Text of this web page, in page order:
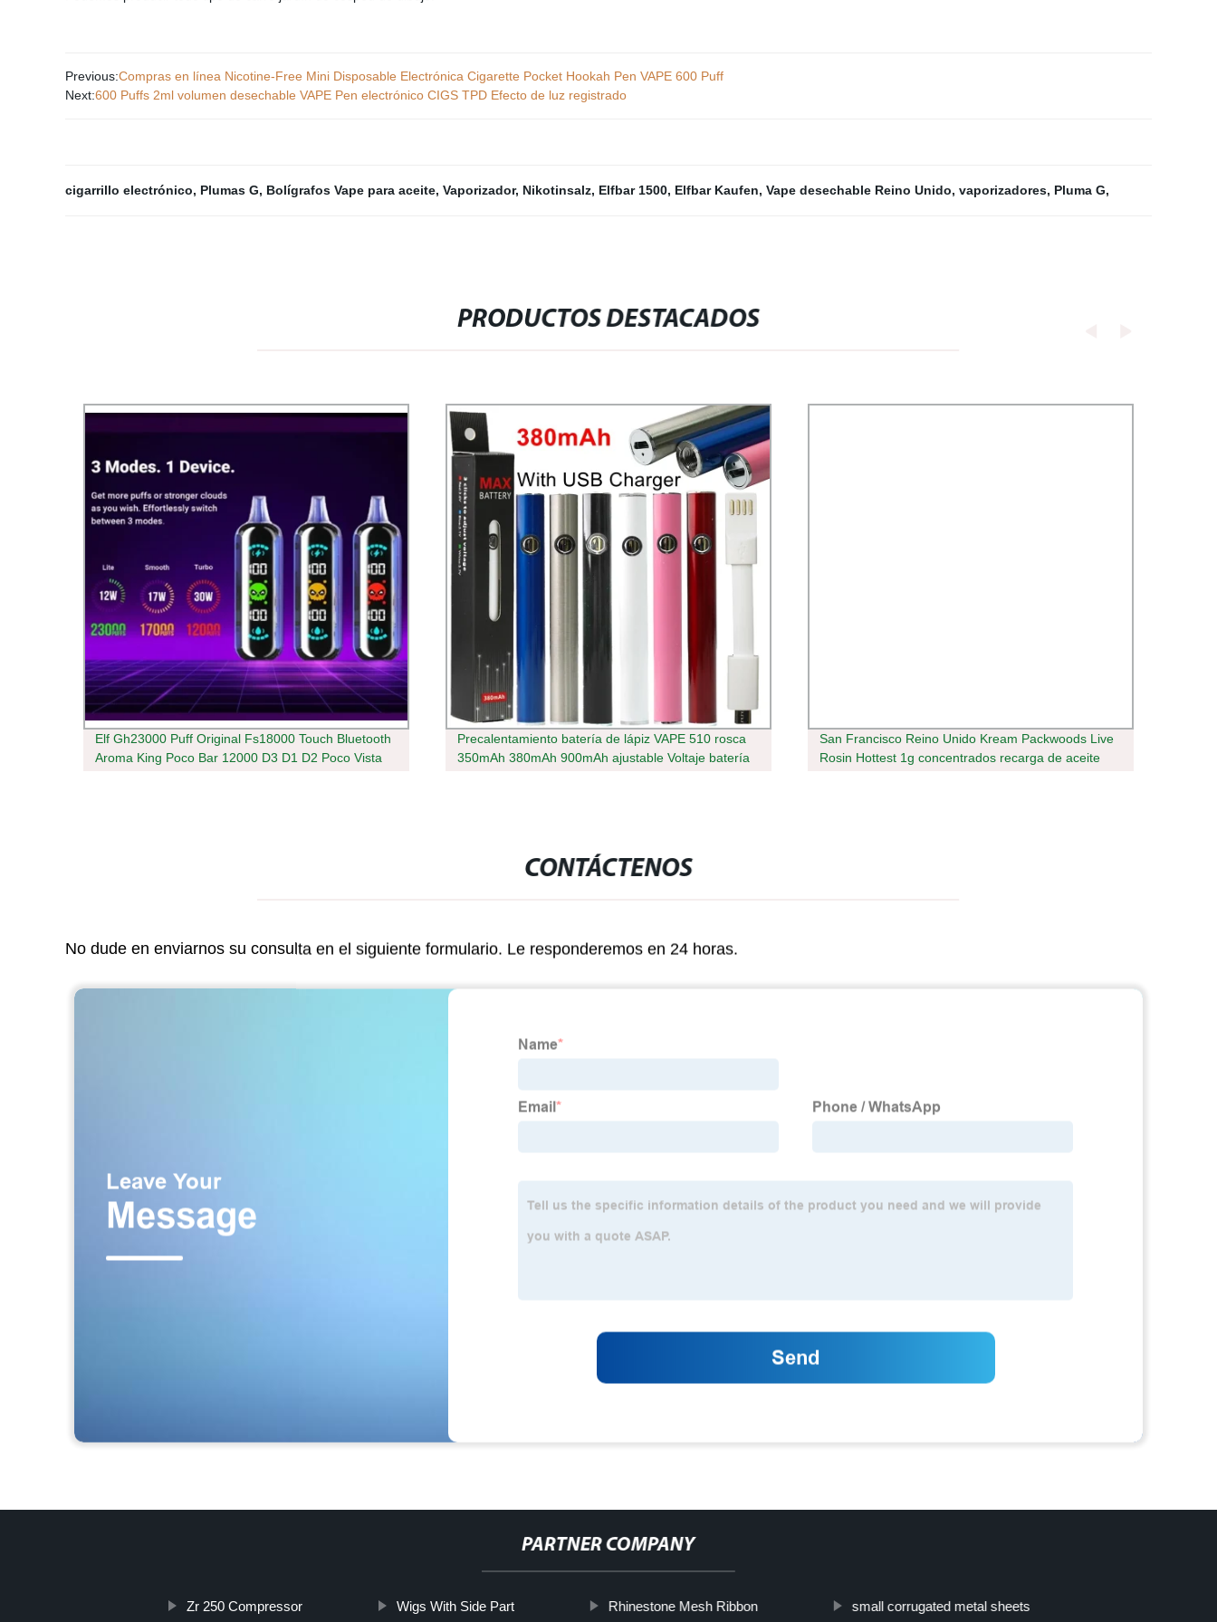
Previous:Compras en línea Nicotine-Free Mini Disposable Electrónica Cigarette Pocket Hookah Pen VAPE 600 Puff
Next:600 Puffs 2ml volumen desechable VAPE Pen electrónico CIGS TPD Efecto de luz registrado
cigarrillo electrónico, Plumas G, Bolígrafos Vape para aceite, Vaporizador, Nikotinsalz, Elfbar 1500, Elfbar Kaufen, Vape desechable Reino Unido, vaporizadores, Pluma G,
PRODUCTOS DESTACADOS
Elf Gh23000 Puff Original Fs18000 Touch Bluetooth
Aroma King Poco Bar 12000 D3 D1 D2 Poco Vista
Precalentamiento batería de lápiz VAPE 510 rosca
350mAh 380mAh 900mAh ajustable Voltaje batería
San Francisco Reino Unido Kream Packwoods Live
Rosin Hottest 1g concentrados recarga de aceite
CONTÁCTENOS
No dude en enviarnos su consulta en el siguiente formulario. Le responderemos en 24 horas.
PARTNER COMPANY
Zr 250 Compressor Wigs With Side Part Rhinestone Mesh Ribbon small corrugated metal sheets